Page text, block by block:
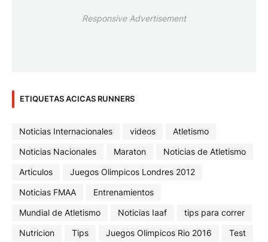
Responsive Advertisement
ETIQUETAS ACICAS RUNNERS
Noticias Internacionales videos
Atletismo
Noticias Nacionales
Maraton
Noticias de Atletismo
Articulos
Juegos Olimpicos Londres 2012
Noticias FMAA
Entrenamientos
Mundial de Atletismo
Noticias Iaaf
tips para correr
Nutricion
Tips Juegos Olimpicos Rio 2016 Test